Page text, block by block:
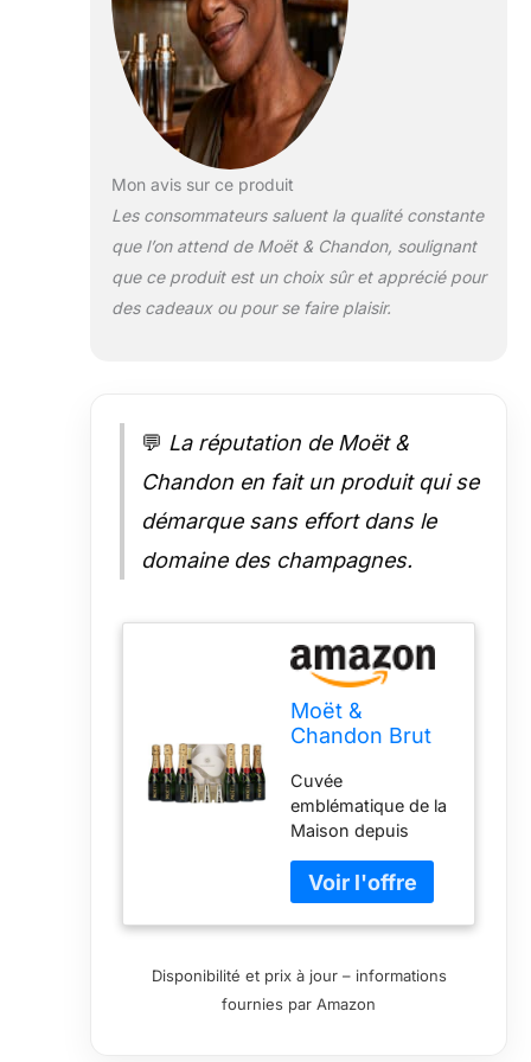
élégamment dorée,
parée de reflets
verts Au nez : les
notes croquantes
de pomme verte et
de citron cèdent la
blanches et à des
nuances minérales.
Les arômes de noix
de cajou grillées et
de brioche ajoutent
de la complexité et
de pêche blanche
et de pomme sont
suivies de bulles
rafraîchissantes qui
dévoiler les
groseille à
maquereau
Mon avis sur ce produit
Les consommateurs saluent la qualité constante
que l’on attend de Moët & Chandon, soulignant
que ce produit est un choix sûr et apprécié pour
des cadeaux ou pour se faire plaisir.
💬 La réputation de Moët &
Chandon en fait un produit qui se
démarque sans effort dans le
domaine des champagnes.
Moët &
Chandon Brut
Champagne
12% 6x20cl & 6
Mini Flutes
Cuvée
emblématique de la
Maison depuis
Impérial en est
l’expression la plus
accomplie du style
idéale pour toutes
les grandes
Disponibilité et prix à jour – informations
fournies par Amazon